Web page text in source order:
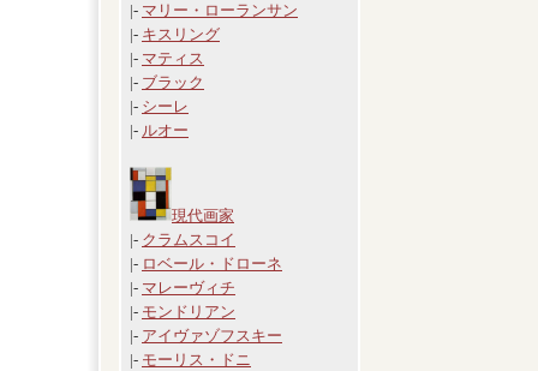
|- マリー・ローランサン
|- キスリング
|- マティス
|- ブラック
|- シーレ
|- ルオー
現代画家
|- クラムスコイ
|- ロベール・ドローネ
|- マレーヴィチ
|- モンドリアン
|- アイヴァゾフスキー
|- モーリス・ドニ